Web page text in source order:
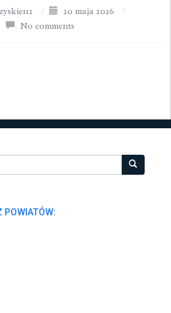
/ 20 maja 2026
/
No comments
POWIATÓW: